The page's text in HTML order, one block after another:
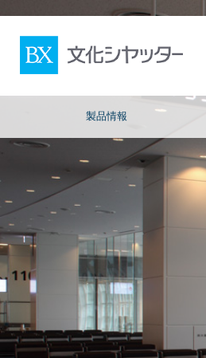
製品情報
カテゴリから探